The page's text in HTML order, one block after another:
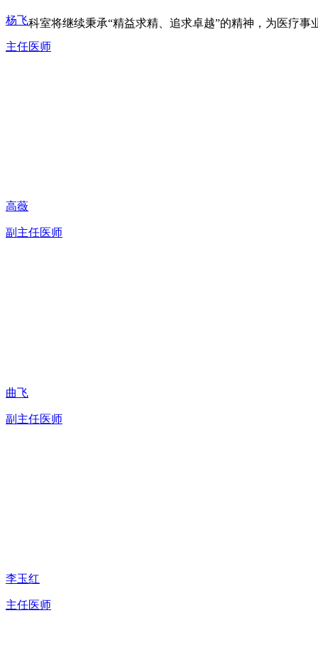
科室将继续秉承“精益求精、追求卓越”的精神，为医疗事
杨飞
主任医师
高薇
副主任医师
曲飞
副主任医师
李玉红
主任医师